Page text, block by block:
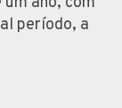
período, a